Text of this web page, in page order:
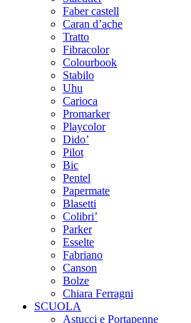
Faber castell
Caran d’ache
Tratto
Fibracolor
Colourbook
Stabilo
Uhu
Carioca
Promarker
Playcolor
Dido’
Pilot
Bic
Pentel
Papermate
Blasetti
Colibri’
Parker
Esselte
Fabriano
Canson
Bolze
Chiara Ferragni
SCUOLA
Astucci e Portapenne